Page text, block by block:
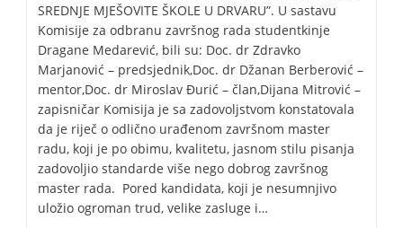
SREDNJE MJEŠOVITE ŠKOLE U DRVARU”. U sastavu
Komisije za odbranu završnog rada studentkinje
Dragane Medarević, bili su: Doc. dr Zdravko
Marjanović – predsjednik,Doc. dr Džanan Berberović –
mentor,Doc. dr Miroslav Đurić – član,Dijana Mitrović –
zapisničar Komisija je sa zadovolјstvom konstatovala
da je riječ o odlično urađenom završnom master
radu, koji je po obimu, kvalitetu, jasnom stilu pisanja
zadovoljio standarde više nego dobrog završnog
master rada. Pored kandidata, koji je nesumnjivo
uložio ogroman trud, velike zasluge i…